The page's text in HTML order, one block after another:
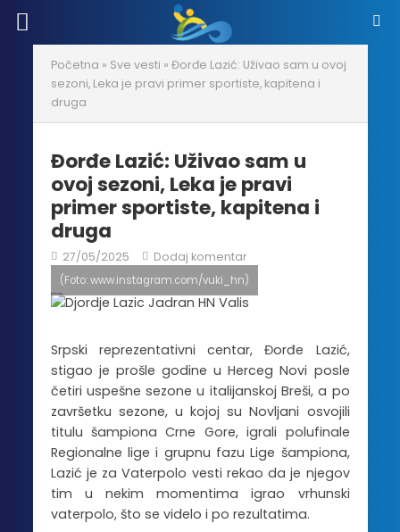
Početna » Sve vesti » Đorđe Lazić: Uživao sam u ovoj
sezoni, Leka je pravi primer sportiste, kapitena i
druga
Đorđe Lazić: Uživao sam u
ovoj sezoni, Leka je pravi
primer sportiste, kapitena i
druga
27/05/2025 Dodaj komentar
(Foto: www.instagram.com/vuki_hn)
Srpski reprezentativni centar, Đorđe Lazić,
stigao je prošle godine u Herceg Novi posle
četiri uspešne sezone u italijanskoj Breši, a po
završetku sezone, u kojoj su Novljani osvojili
titulu šampiona Crne Gore, igrali polufinale
Regionalne lige i grupnu fazu Lige šampiona,
Lazić je za Vaterpolo vesti rekao da je njegov
tim u nekim momentima igrao vrhunski
vaterpolo, što se videlo i po rezultatima.